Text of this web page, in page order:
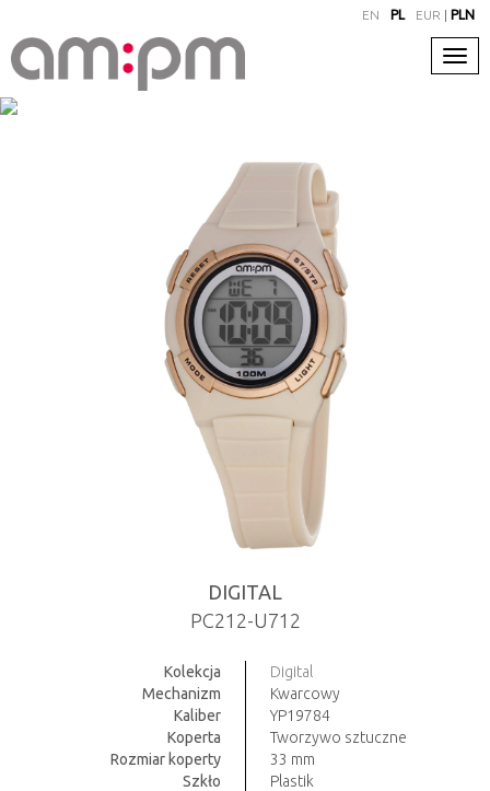
EN PL EUR |PLN
DIGITAL
PC212-U712
Kolekcja
Digital
Mechanizm
Kwarcowy
Kaliber
YP19784
Koperta
Tworzywo sztuczne
Rozmiar koperty
33 mm
Szkło
Plastik